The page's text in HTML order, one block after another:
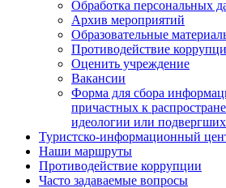
Обработка персональных
Архив мероприятий
Образовательные
Противодействие
Оценить учреждение
Вакансии
Форма для сбора
причастных к
идеологии или
Туристско-информационный
Наши маршруты
Противодействие коррупции
Часто задаваемые вопросы